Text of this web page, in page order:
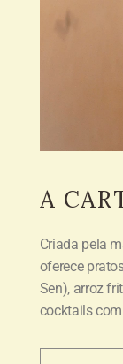
A
Criada pela
oferece
Sen), arroz
cocktails com